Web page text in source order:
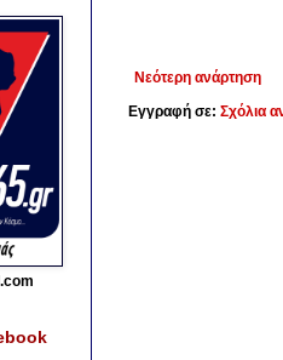
Νεότερη ανάρτηση
Εγγραφή σε: Σχόλια